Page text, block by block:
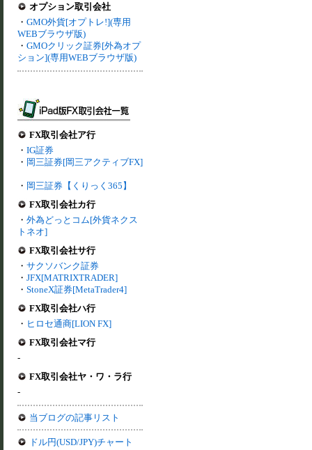
オプション取引会社
・ GMO外貨[オプトレ!](専用
WEBブラウザ版)
・ GMOクリック証券[外為オプ
ション](専用WEBブラウザ版)
FX取引会社ア行
・ IG証券
・ 岡三証券[岡三アクティブFX]
・ 岡三証券【くりっく365】
FX取引会社カ行
・ 外為どっとコム[外貨ネクス
トネオ]
FX取引会社サ行
・ サクソバンク証券
・ JFX[MATRIXTRADER]
・ StoneX証券[MetaTrader4]
FX取引会社ハ行
・ ヒロセ通商[LION FX]
FX取引会社マ行
-
FX取引会社ヤ・ワ・ラ行
-
当ブログの記事リスト
ドル円(USD/JPY)チャート